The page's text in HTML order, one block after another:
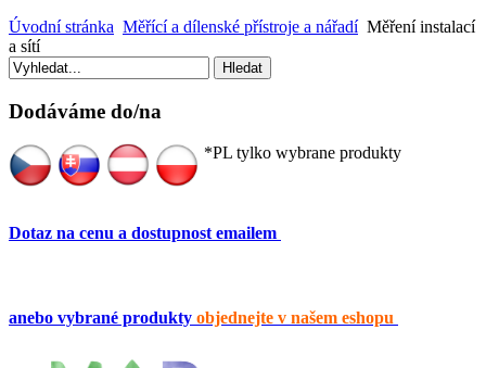
Úvodní stránka Měřící a dílenské přístroje a nářadí Měření instalací
a sítí
Dodáváme do/na
*PL tylko wybrane produkty
Dotaz na cenu a dostupnost emailem
anebo vybrané produkty objednejte v našem eshopu